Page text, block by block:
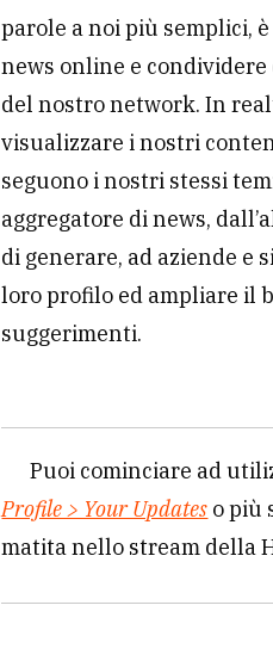
parole a noi più semplici,
news online e
del nostro network. In
visualizzare i nostri
seguono i nostri stessi
aggregatore di news,
di generare, ad aziende e
loro profilo ed ampliare il
suggerimenti.
Puoi cominciare ad
Profile > Your Updates o più
matita nello stream della